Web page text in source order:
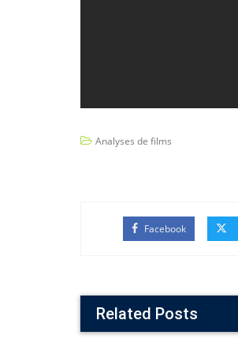
Analyses de films
Facebook
Related Posts